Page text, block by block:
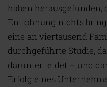
haben
Entlohnung nichts
eine an viertausend
durchgeführte Studie,
darunter leidet – und
Erfolg eines